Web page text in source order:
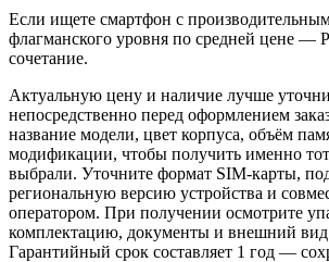
Если ищете смартфон с
флагманского уровня по средней цене —
сочетание.
Актуальную цену и наличие лучше
непосредственно перед оформлением
название модели, цвет корпуса, объём
модификации, чтобы получить именно
выбрали. Уточните формат SIM-карты,
региональную версию устройства и
оператором. При получении осмотрите
комплектацию, документы и внешний вид
Гарантийный срок составляет 1 год —